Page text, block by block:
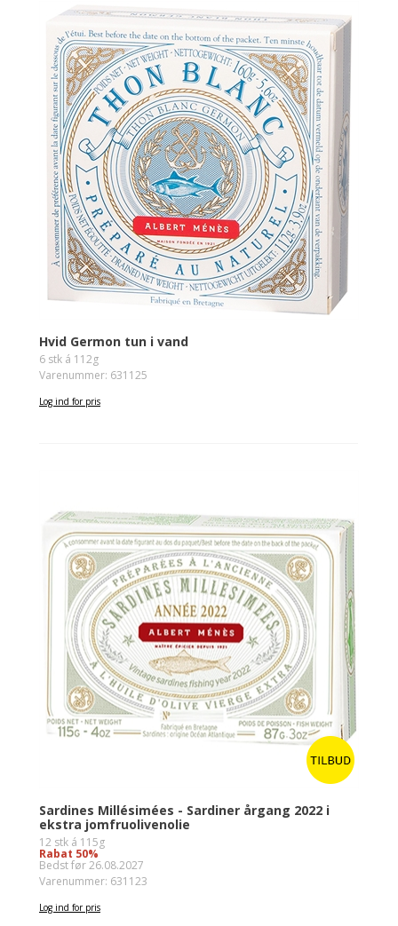
Hvid Germon tun i vand
6 stk á 112g
Varenummer: 631125
Log ind for pris
Sardines Millésimées - Sardiner årgang 2022 i
ekstra jomfruolivenolie
12 stk á 115g
Rabat 50%
Bedst før 26.08.2027
Varenummer: 631123
Log ind for pris